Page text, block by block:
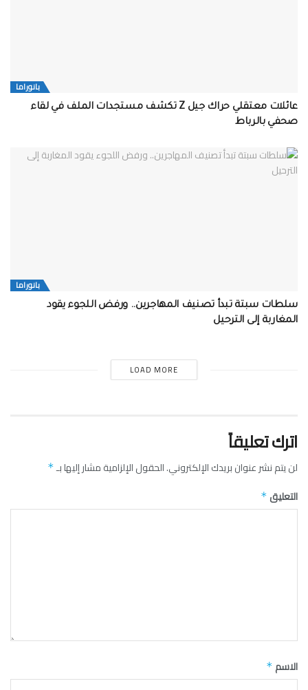
بانوراما
عائلات معتقلي حراك جيل Z تكشف مستجدات الملف في لقاء
صحفي بالرباط
بانوراما
سلطات سبتة تبدأ تصنيف المهاجرين.. ورفض اللجوء يقود
المغاربة إلى الترحيل
LOAD MORE
اترك تعليقاً
لن يتم نشر عنوان بريدك الإلكتروني.الحقول الإلزامية مشار إليها بـ*
التعليق *
الاسم *